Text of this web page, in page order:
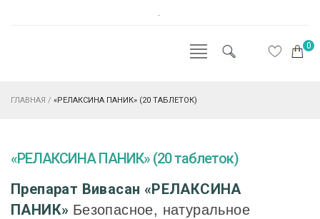
.
0
ГЛАВНАЯ / «РЕЛАКСИНА ПАНИК» (20 ТАБЛЕТОК)
«РЕЛАКСИНА ПАНИК» (20 таблеток)
Препарат Вивасан «РЕЛАКСИНА
ПАНИК» Безопасное, натуральное